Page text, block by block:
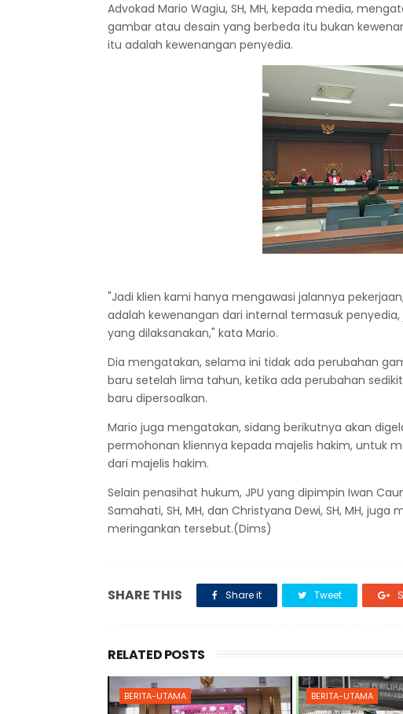
Advokad Mario Wagiu, SH, MH, kepada media,
gambar atau desain yang berbeda itu bukan
itu adalah kewenangan penyedia.
"Jadi klien kami hanya mengawasi jalannya
adalah kewenangan dari internal termasuk
yang dilaksanakan," kata Mario.
Dia mengatakan, selama ini tidak ada perubahan
baru setelah lima tahun, ketika ada perubahan
baru dipersoalkan.
Mario juga mengatakan, sidang berikutnya akan
permohonan kliennya kepada majelis hakim, untuk
dari majelis hakim.
Selain penasihat hukum, JPU yang dipimpin Iwan
Samahati, SH, MH, dan Christyana Dewi, SH, MH,
meringankan tersebut.(Dims)
SHARE THIS Share it Tweet
RELATED POSTS
BERITA-UTAMA BERITA-UTAMA